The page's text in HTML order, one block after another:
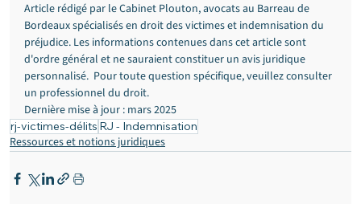
Article rédigé par le Cabinet Plouton, avocats au Barreau de
Bordeaux spécialisés en droit des victimes et indemnisation du
préjudice. Les informations contenues dans cet article sont
d'ordre général et ne sauraient constituer un avis juridique
personnalisé.  Pour toute question spécifique, veuillez consulter
un professionnel du droit.
Dernière mise à jour : mars 2025
rj-victimes-délits RJ - Indemnisation
Ressources et notions juridiques